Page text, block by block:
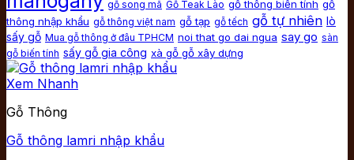
gỗ song mã Gỗ Teak Lào gỗ thông biến tính gỗ
thông nhập khẩu gỗ thông việt nam gỗ tạp gỗ tếch gỗ tự nhiên lò
sấy gỗ Mua gỗ thông ở đâu TPHCM noi that go dai ngua say go sàn
gỗ biến tính sấy gỗ gia công xà gỗ gỗ xây dựng
Xem Nhanh
Gỗ Thông
Gỗ thông lamri nhập khẩu